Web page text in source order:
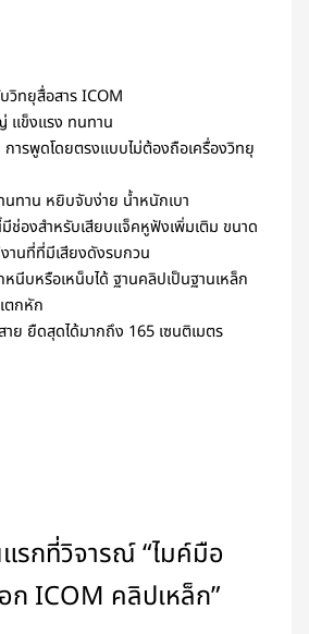
วิทยุสื่อสาร ICOM
แข็งแรง ทนทาน
การพูดโดยตรงแบบไม่ต้องถือเครื่องวิทยุ
ทาน หยิบจับง่าย น้ำหนักเบา
ช่องสำหรับเสียบแจ็คหูฟังเพิ่มเติม ขนาด
งานที่ที่มีเสียงดังรบกวน
นีบหรือเหน็บได้ ฐานคลิปเป็นฐานเหล็ก
ตกหัก
าย ยืดสุดได้มากถึง 165 เซนติเมตร
รกที่วิจารณ์ “ไมค์มือ
ก ICOM คลิปเหล็ก”